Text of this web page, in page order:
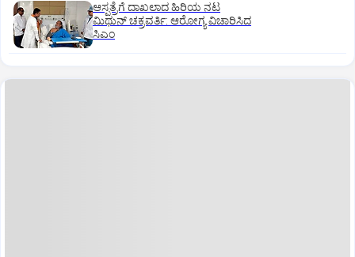
ಆಸ್ಪತ್ರೆಗೆ ದಾಖಲಾದ ಹಿರಿಯ ನಟ
ಮಿಥುನ್ ಚಕ್ರವರ್ತಿ: ಆರೋಗ್ಯ ವಿಚಾರಿಸಿದ
ಸಿಎಂ